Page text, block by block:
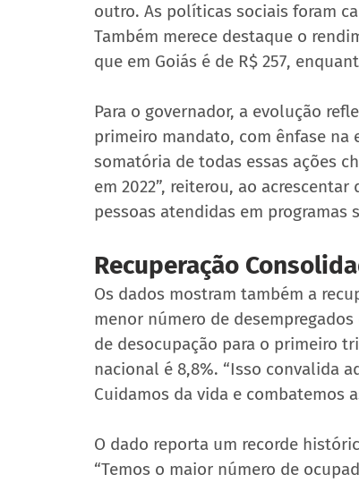
outro. As políticas sociais foram
Também merece destaque o
que em Goiás é de R$ 257,
Para o governador, a evolução
primeiro mandato, com ênfase na
somatória de todas essas ações
em 2022”, reiterou, ao
pessoas atendidas em programas
Recuperação
Os dados mostram também a
menor número de
de desocupação para o primeiro
nacional é 8,8%. “Isso convalida
Cuidamos da vida e combatemos
O dado reporta um recorde
“Temos o maior número de